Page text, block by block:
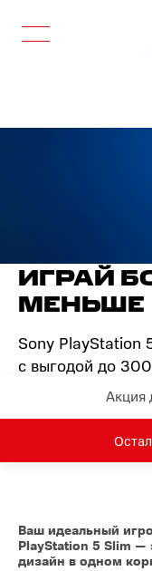
ИГРАЙ
МЕНЬШЕ
Sony PlayStation
с выгодой до
Акция
Ваш идеальный
PlayStation 5 Slim —
дизайн в одном